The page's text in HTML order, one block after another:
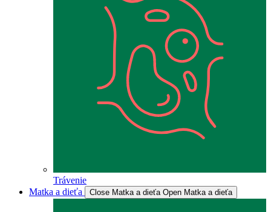
Trávenie
Matka a dieťa
Close Matka a dieťa Open Matka a dieťa